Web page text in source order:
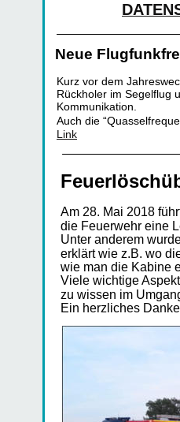
Am 28. Mai 2018
die Feuerwehr eine
Unter anderem
erklärt wie z.B. wo
wie man die Kabine
Viele wichtige
zu wissen im
Ein herzliches
Neue
Kurz vor dem
Rückholer im Segelflug
Kommunikation.
Auch die
Link